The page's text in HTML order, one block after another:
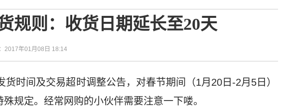
规则：收货日期延长至20天
：2017年01月08日 18:14
货时间及交易超时调整公告，对春节期间（1月20日-2月5日）
规定。经常网购的小伙伴需要注意一下喽。